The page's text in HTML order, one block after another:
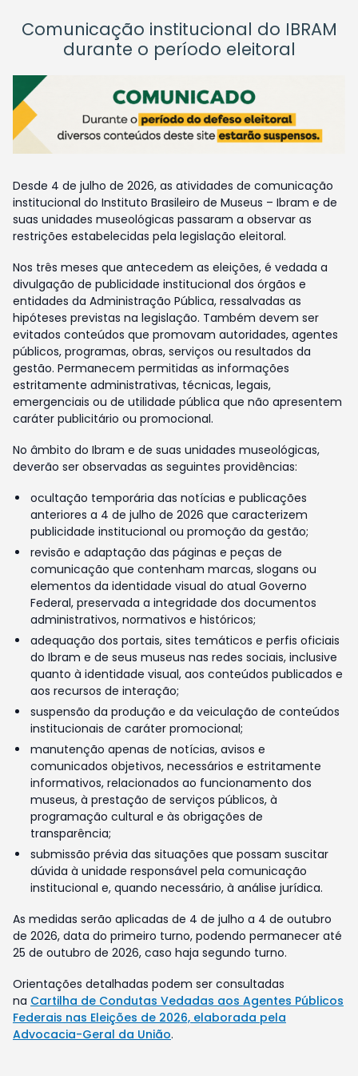
Comunicação institucional do IBRAM
durante o período eleitoral
Desde 4 de julho de 2026, as atividades de comunicação
institucional do Instituto Brasileiro de Museus – Ibram e de
suas unidades museológicas passaram a observar as
restrições estabelecidas pela legislação eleitoral.
Nos três meses que antecedem as eleições, é vedada a
divulgação de publicidade institucional dos órgãos e
entidades da Administração Pública, ressalvadas as
hipóteses previstas na legislação. Também devem ser
evitados conteúdos que promovam autoridades, agentes
públicos, programas, obras, serviços ou resultados da
gestão. Permanecem permitidas as informações
estritamente administrativas, técnicas, legais,
emergenciais ou de utilidade pública que não apresentem
caráter publicitário ou promocional.
No âmbito do Ibram e de suas unidades museológicas,
deverão ser observadas as seguintes providências:
ocultação temporária das notícias e publicações
anteriores a 4 de julho de 2026 que caracterizem
publicidade institucional ou promoção da gestão;
revisão e adaptação das páginas e peças de
comunicação que contenham marcas, slogans ou
elementos da identidade visual do atual Governo
Federal, preservada a integridade dos documentos
administrativos, normativos e históricos;
adequação dos portais, sites temáticos e perfis oficiais
do Ibram e de seus museus nas redes sociais, inclusive
quanto à identidade visual, aos conteúdos publicados e
aos recursos de interação;
suspensão da produção e da veiculação de conteúdos
institucionais de caráter promocional;
manutenção apenas de notícias, avisos e
comunicados objetivos, necessários e estritamente
informativos, relacionados ao funcionamento dos
museus, à prestação de serviços públicos, à
programação cultural e às obrigações de
transparência;
submissão prévia das situações que possam suscitar
dúvida à unidade responsável pela comunicação
institucional e, quando necessário, à análise jurídica.
As medidas serão aplicadas de 4 de julho a 4 de outubro
de 2026, data do primeiro turno, podendo permanecer até
25 de outubro de 2026, caso haja segundo turno.
Orientações detalhadas podem ser consultadas
na Cartilha de Condutas Vedadas aos Agentes Públicos
Federais nas Eleições de 2026, elaborada pela
Advocacia-Geral da União.